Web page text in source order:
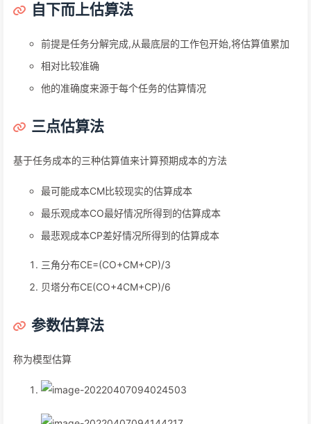
自下而上估算法
前提是任务分解完成,从最底层的工作包开始,将估算值累加
相对比较准确
他的准确度来源于每个任务的估算情况
三点估算法
基于任务成本的三种估算值来计算预期成本的方法
最可能成本CM比较现实的估算成本
最乐观成本CO最好情况所得到的估算成本
最悲观成本CP差好情况所得到的估算成本
三角分布CE=(CO+CM+CP)/3
贝塔分布CE(CO+4CM+CP)/6
参数估算法
称为模型估算